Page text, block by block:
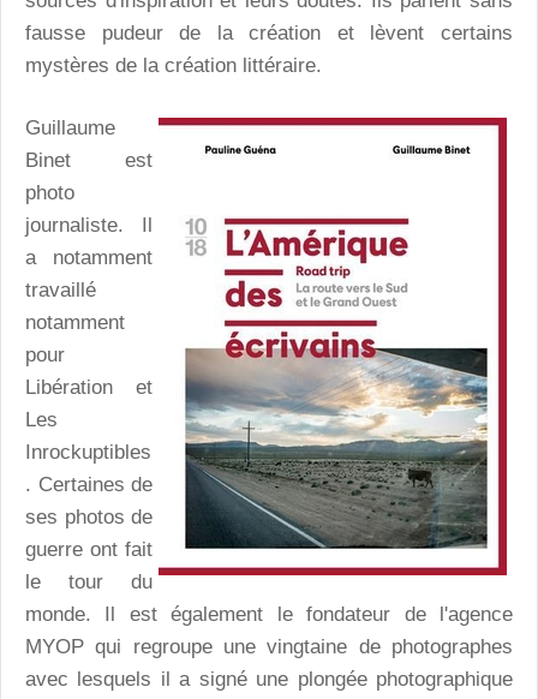
fausse pudeur de la création et lèvent certains
mystères de la création littéraire.
Guillaume
Binet est
photo
journaliste. Il
a notamment
travaillé
notamment
pour
Libération et
Les
Inrockuptibles
. Certaines de
ses photos de
guerre ont fait
le tour du
monde. Il est également le fondateur de l'agence
MYOP qui regroupe une vingtaine de photographes
avec lesquels il a signé une plongée photographique